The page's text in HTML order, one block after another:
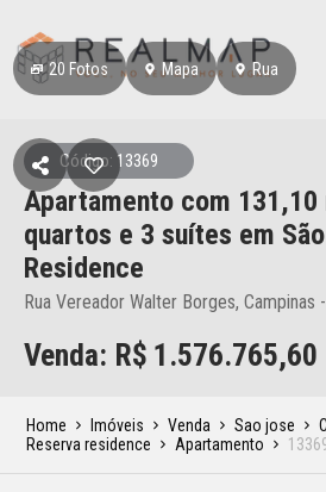
20 Fotos Mapa Rua
Código: 13369
Apartamento com
quartos e 3 suítes em
Residence
Rua Vereador Walter Borges, Campinas
Venda: R$ 1.576.765,60
Home Imóveis Venda Sao jose
Reserva residence
Apartamento